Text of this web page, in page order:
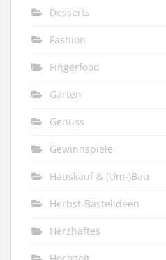
Desserts
Fashion
Fingerfood
Garten
Genuss
Gewinnspiele
Hauskauf & (Um-)Bau
Herbst-Bastelideen
Herzhaftes